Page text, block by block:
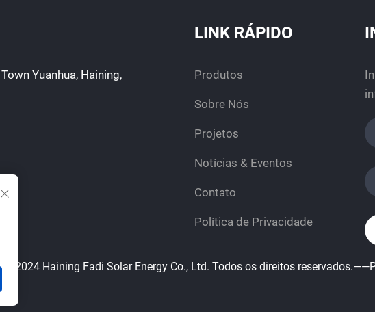
Yuanhua, Haining,
LINK RÁPIDO
Produtos
Sobre Nós
Projetos
Notícias & Eventos
Contato
Política de Privacidade
2024 Haining Fadi Solar Energy Co., Ltd. Todos os direitos reservados.